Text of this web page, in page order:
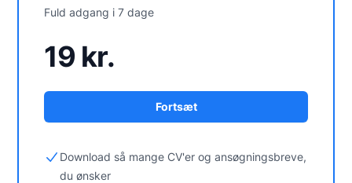
Fuld adgang i 7 dage
19 kr.
Fortsæt
Download så mange CV'er og ansøgningsbreve,
du ønsker